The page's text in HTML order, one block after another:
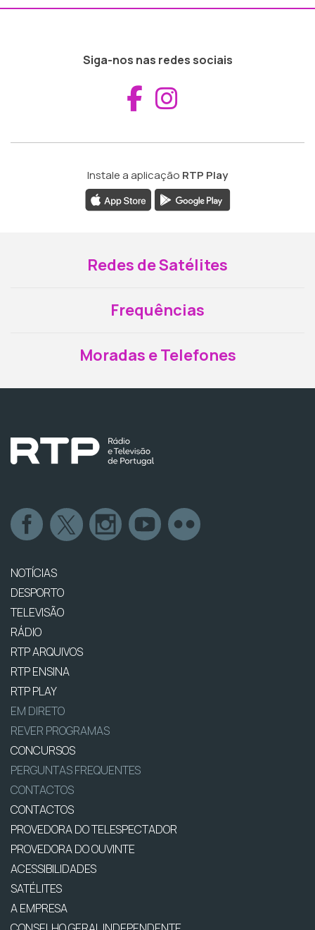
Siga-nos nas redes sociais
Aceder ao
Instale a aplicação RTP Play
Redes de Satélites
Frequências
Moradas e Telefones
NOTÍCIAS
DESPORTO
TELEVISÃO
RÁDIO
RTP ARQUIVOS
RTP ENSINA
RTP PLAY
EM DIRETO
REVER PROGRAMAS
CONCURSOS
PERGUNTAS FREQUENTES
CONTACTOS
CONTACTOS
PROVEDORA DO TELESPECTADOR
PROVEDORA DO OUVINTE
ACESSIBILIDADES
SATÉLITES
A EMPRESA